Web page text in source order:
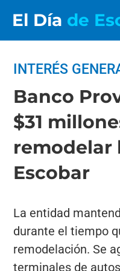
El Día de
INTERÉS
Banco
$31
remodelar
Escobar
La entidad
durante el tiempo
remodelación. Se
terminales de